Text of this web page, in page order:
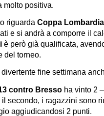
molto positiva.
riguarda Coppa Lombardia
e si andrà a comporre il
è però già qualificata,
del torneo.
fine settimana
contro Bresso ha vinto 2
il secondo, i ragazzini sono
aggiudicandosi 2 punti.